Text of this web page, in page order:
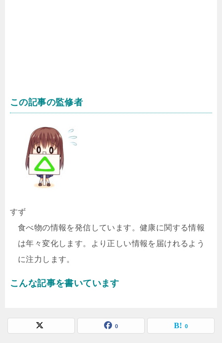
この記事の監修者
すず
食べ物の情報を発信しています。健康に関する情報
は年々変化します。より正しい情報を届けれるよう
に注力します。
こんな記事を書いています
0 0